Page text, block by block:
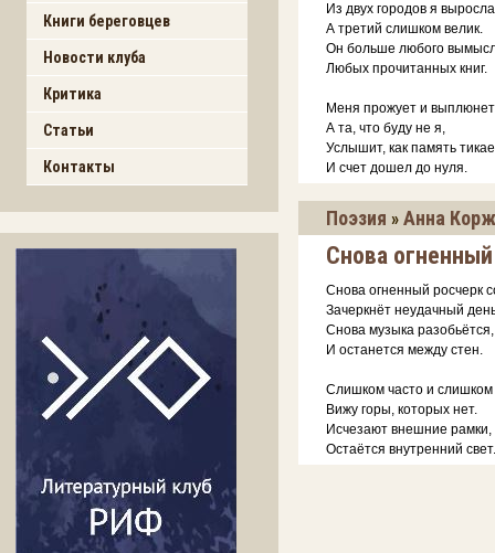
Книги береговцев
Новости клуба
Критика
Статьи
Контакты
Из двух городов я
А третий слишком велик.
Он больше любого
Любых прочитанных книг.
Меня прожует и
А та, что буду не я,
Услышит, как память
И счет дошел до нуля.
Поэзия » Анна
Снова
Снова огненный росчерк
Зачеркнёт неудачный
Снова музыка разобьётся,
И останется между стен.
Слишком часто и слишком
Вижу горы, которых нет.
Исчезают внешние рамки,
Остаётся внутренний свет.